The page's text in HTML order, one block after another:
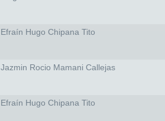
Efraín Hugo Chipana Tito
Jazmin Rocio Mamani Callejas
Efraín Hugo Chipana Tito